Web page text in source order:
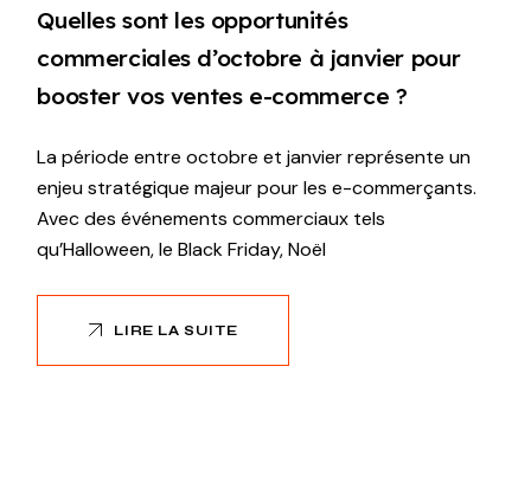
Quelles sont les opportunités
commerciales d’octobre à janvier pour
booster vos ventes e-commerce ?
La période entre octobre et janvier représente un
enjeu stratégique majeur pour les e-commerçants.
Avec des événements commerciaux tels
qu’Halloween, le Black Friday, Noël
LIRE LA SUITE